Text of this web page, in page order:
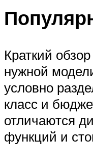
Краткий
нужной
условно
класс и
отличаются
функций и